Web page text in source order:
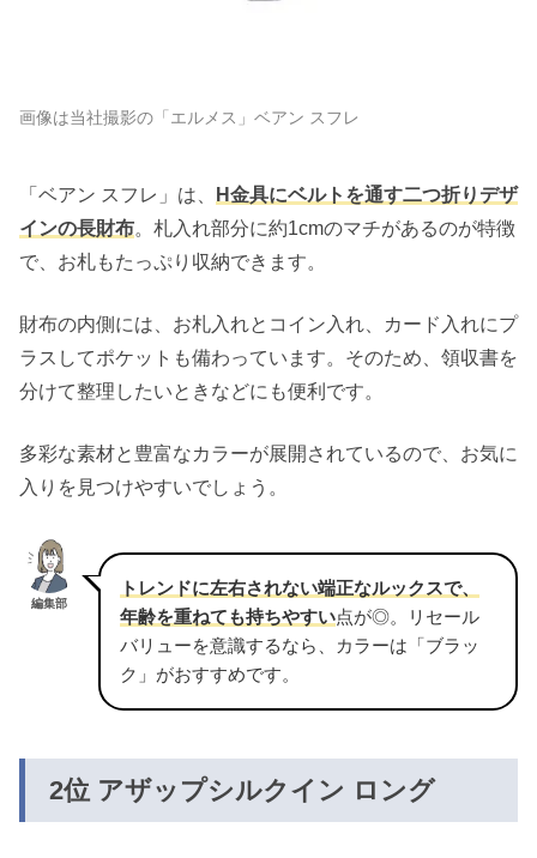
画像は当社撮影の「エルメス」ベアン スフレ
「ベアン スフレ」は、
H金具にベルトを通す二つ折りデザ
インの長財布。札入れ部分に約1cmのマチがあるのが特徴
で、お札もたっぷり収納できます。
財布の内側には、お札入れとコイン入れ、カード入れにプ
ラスしてポケットも備わっています。そのため、領収書を
分けて整理したいときなどにも便利です。
多彩な素材と豊富なカラーが展開されているので、お気に
入りを見つけやすいでしょう。
編集部
トレンドに左右されない端正なルックスで、
年齢を重ねても持ちやすい点が◎。リセール
バリューを意識するなら、カラーは「ブラッ
ク」がおすすめです。
2位 アザップシルクイン ロング